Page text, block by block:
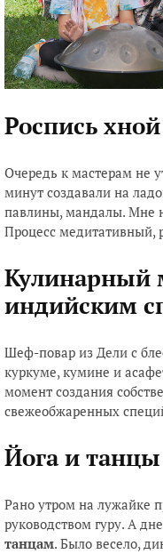
Роспись
Очередь к мастерам не
минут создавали на
павлины, мандалы. Мне
Процесс медитативный,
Кулинарный
индийским
Шеф-повар из Дели с
куркуме, кумине и
момент создания
свежеобжаренных
Йога и танцы
Рано утром на лужайке
руководством гуру. А
танцам. Было весело,